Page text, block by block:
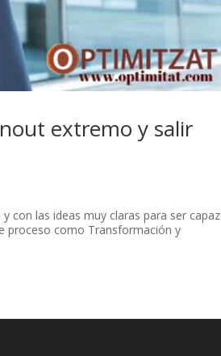
extremo y salir
con las ideas muy claras para ser capaz
proceso como Transformación y